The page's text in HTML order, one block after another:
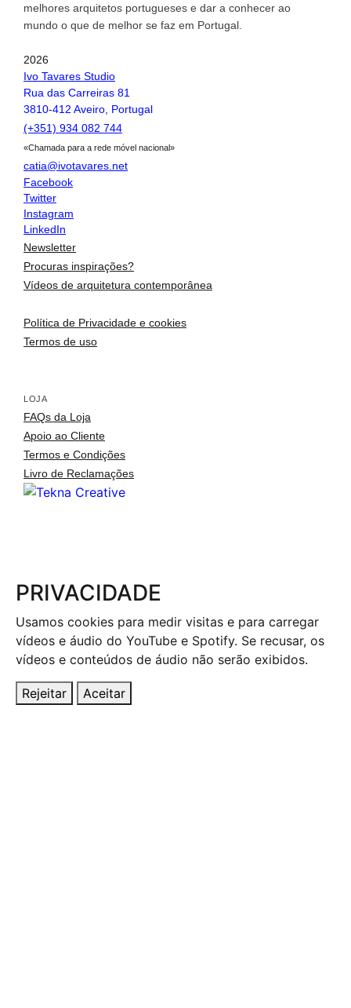
inspirações
melhores arquitetos portugueses e dar a conhecer ao
mundo o que de melhor se faz em Portugal.
2026
Ivo Tavares Studio
Rua das Carreiras 81
3810-412 Aveiro, Portugal
(+351) 934 082 744
«Chamada para a rede móvel nacional»
catia@ivotavares.net
Facebook
Twitter
Instagram
LinkedIn
Newsletter
Procuras inspirações?
Vídeos de arquitetura contemporânea
Política de Privacidade e cookies
Termos de uso
LOJA
FAQs da Loja
Apoio ao Cliente
Termos e Condições
Livro de Reclamações
PRIVACIDADE
Usamos cookies para medir visitas e para carregar
vídeos e áudio do YouTube e Spotify. Se recusar, os
vídeos e conteúdos de áudio não serão exibidos.
Rejeitar Aceitar